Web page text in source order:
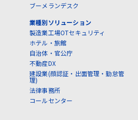
ブーメランデスク
業種別ソリューション
製造業工場OTセキュリティ
ホテル・旅館
自治体・官公庁
不動産DX
建設業(顔認証・出面管理・勤怠管
理)
法律事務所
コールセンター